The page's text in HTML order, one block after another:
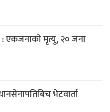
: एकजनाको मृत्यु, २० जना
भेटवार्ता